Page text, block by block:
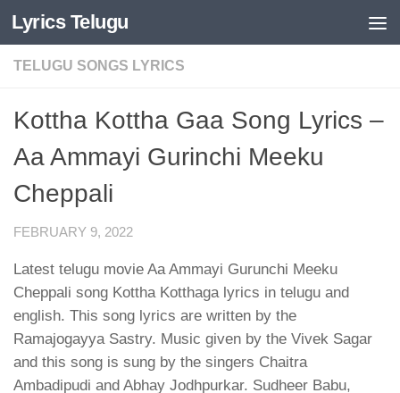
Skip to content
Lyrics Telugu
TELUGU SONGS LYRICS
Kottha Kottha Gaa Song Lyrics –
Aa Ammayi Gurinchi Meeku
Cheppali
FEBRUARY 9, 2022
Latest telugu movie Aa Ammayi Gurunchi Meeku
Cheppali song Kottha Kotthaga lyrics in telugu and
english. This song lyrics are written by the
Ramajogayya Sastry. Music given by the Vivek Sagar
and this song is sung by the singers Chaitra
Ambadipudi and Abhay Jodhpurkar. Sudheer Babu,